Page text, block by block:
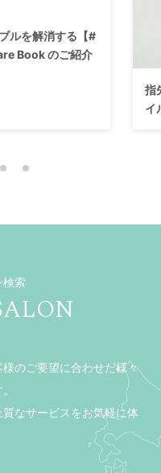
ルを解消する【#
Book のご紹介
指
イ
検索
のご要望に合わせた様々
なサービスをお気軽に体